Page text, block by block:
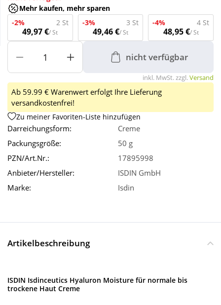
Tierbedarf
Wellness
Mehr kaufen, mehr sparen
-2%
2 St
49,97 €/ St
-3% 3 St
49,46 €/ St
-4% 4 St
48,95 €/ St
nicht verfügbar
inkl. MwSt. zzgl.Versand
Ab 59.99 € Warenwert erfolgt Ihre Lieferung
versandkostenfrei!
Zu meiner Favoriten-Liste hinzufügen
Darreichungsform:
Creme
Packungsgröße:
50 g
PZN/Art.Nr.:
17895998
Anbieter/Hersteller:
ISDIN GmbH
Marke:
Isdin
Artikelbeschreibung
ISDIN Isdinceutics Hyaluron Moisture für normale bis
trockene Haut Creme